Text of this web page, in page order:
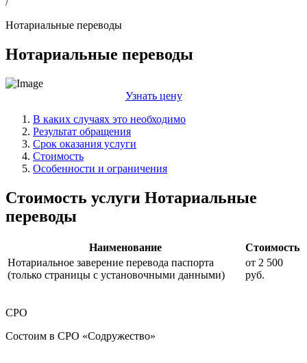
Нотариальные переводы
Нотариальные переводы
Узнать цену
В каких случаях это необходимо
Результат обращения
Срок оказания услуги
Стоимость
Особенности и ограничения
Стоимость услуги Нотариальные
переводы
Наименование
Стоимость
Нотариальное заверение перевода паспорта
(только страницы с установочными данными)
от 2 500
руб.
СРО
Состоим в СРО «Содружество»